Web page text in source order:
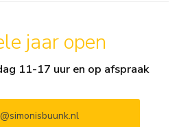
jaar open
11-17 uur en op afspraak